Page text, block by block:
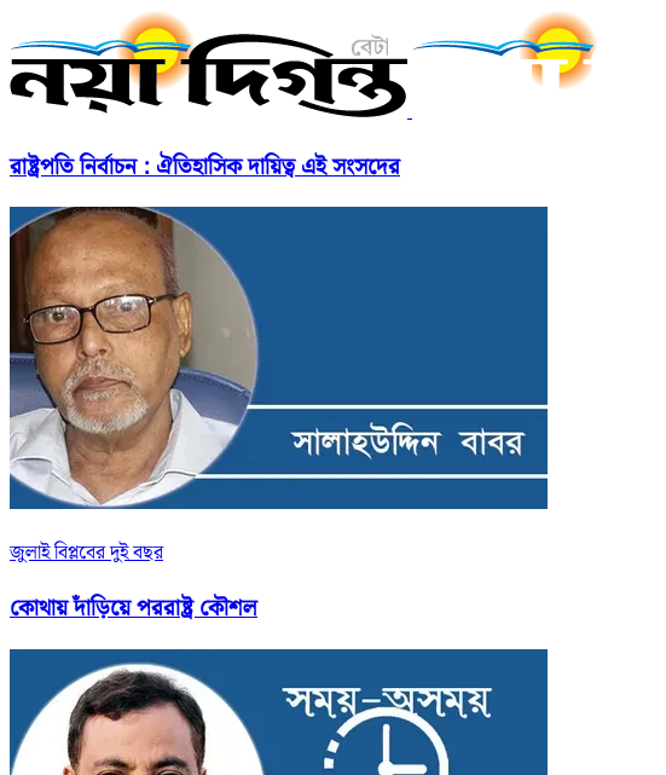
রাষ্ট্রপতি নির্বাচন : ঐতিহাসিক দায়িত্ব এই সংসদের
জুলাই বিপ্লবের দুই বছর
কোথায় দাঁড়িয়ে পররাষ্ট্র কৌশল